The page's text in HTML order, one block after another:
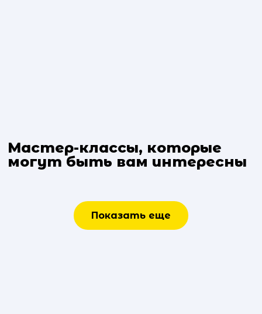
Мастер-классы, которые
могут быть вам интересны
Показать еще